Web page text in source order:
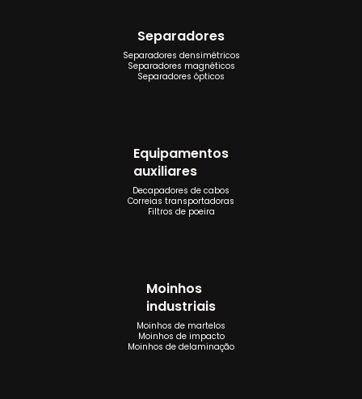
Separadores
Separadores densimétricos
Separadores magnéticos
Separadores ópticos
Equipamentos
auxiliares
Decapadores de cabos
Correias transportadoras
Filtros de poeira
Moinhos
industriais
Moinhos de martelos
Moinhos de impacto
Moinhos de delaminação